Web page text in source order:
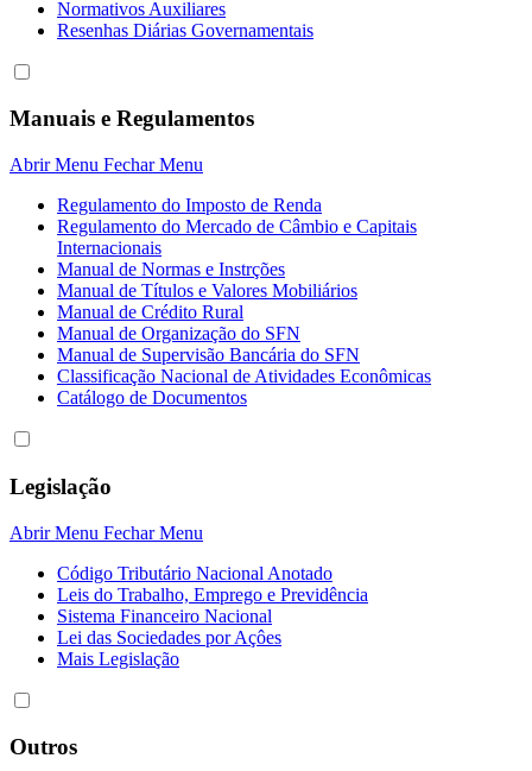
Normativos Auxiliares
Resenhas Diárias Governamentais
Manuais e Regulamentos
Abrir Menu Fechar Menu
Regulamento do Imposto de Renda
Regulamento do Mercado de Câmbio e Capitais
Internacionais
Manual de Normas e Instrções
Manual de Títulos e Valores Mobiliários
Manual de Crédito Rural
Manual de Organização do SFN
Manual de Supervisão Bancária do SFN
Classificação Nacional de Atividades Econômicas
Catálogo de Documentos
Legislação
Abrir Menu Fechar Menu
Código Tributário Nacional Anotado
Leis do Trabalho, Emprego e Previdência
Sistema Financeiro Nacional
Lei das Sociedades por Açôes
Mais Legislação
Outros